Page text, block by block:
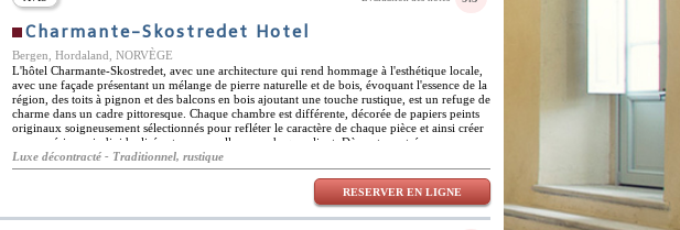
Charmante-Skostredet Hotel
Bergen, Hordaland, NORVÈGE
L'hôtel Charmante-Skostredet, avec une architecture qui rend hommage à l'esthétique locale,
avec une façade présentant un mélange de pierre naturelle et de bois, évoquant l'essence de la
région, des toits à pignon et des balcons en bois ajoutant une touche rustique, est un refuge de
charme dans un cadre pittoresque. Chaque chambre est différente, décorée de papiers peints
originaux soigneusement sélectionnés pour refléter le caractère de chaque pièce et ainsi créer
une expérience individualisée et personnelle pour chaque client. Dès votre entrée, vous serez
accueilli par le Paris du début du XXe siècle. L'hôtel Charmante-Skostredet propose un
restaurant servant une délicieuse cuisine locale et internationale, un bar confortable où vous
pourrez déguster des cocktails artisanaux et un spa proposant des soins relaxants et
rajeunissants. De plus, l'hôtel dispose d'une salle de sport bien équipée et de salles de réunion
Luxe décontracté - Traditionnel, rustique
RESERVER EN LIGNE